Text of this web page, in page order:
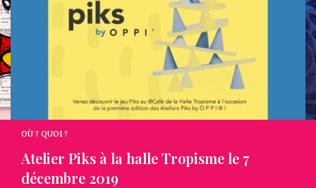
OÙ ? QUOI ?
Atelier Piks à la halle Tropisme le 7
décembre 2019